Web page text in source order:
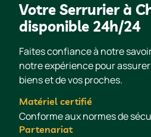
Votre Serrurier à
disponible 24h/24
Faites confiance à notre
notre expérience pour
biens et de vos proches.
Matériel certifié
Conforme aux normes de
Partenariat